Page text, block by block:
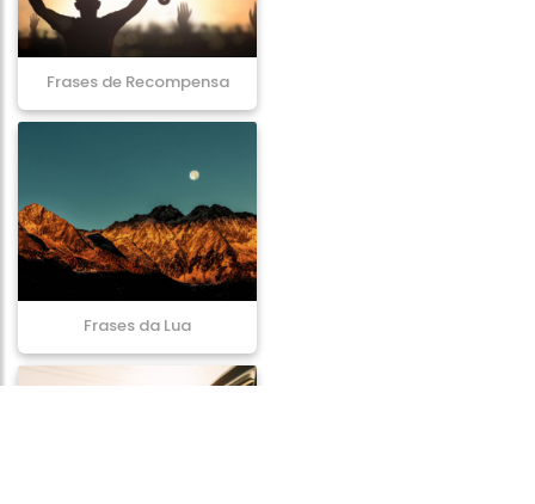
Frases de Recompensa
Frases da Lua